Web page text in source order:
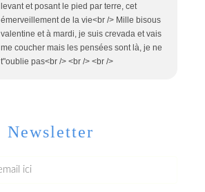
levant et posant le pied par terre, cet
émerveillement de la vie<br /> Mille bisous
valentine et à mardi, je suis crevada et vais
me coucher mais les pensées sont là, je ne
t"oublie pas<br /> <br /> <br />
Newsletter